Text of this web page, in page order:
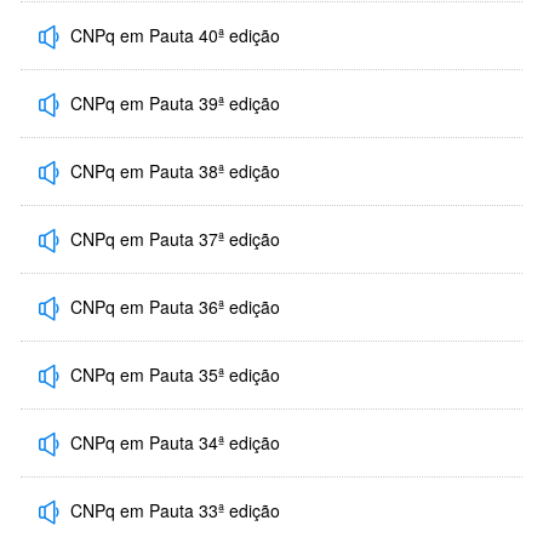
CNPq em Pauta 40ª edição
CNPq em Pauta 39ª edição
CNPq em Pauta 38ª edição
CNPq em Pauta 37ª edição
CNPq em Pauta 36ª edição
CNPq em Pauta 35ª edição
CNPq em Pauta 34ª edição
CNPq em Pauta 33ª edição